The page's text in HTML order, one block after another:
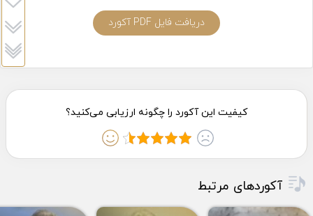
دریافت فایل PDF آکورد
آکوردهای مرتبط